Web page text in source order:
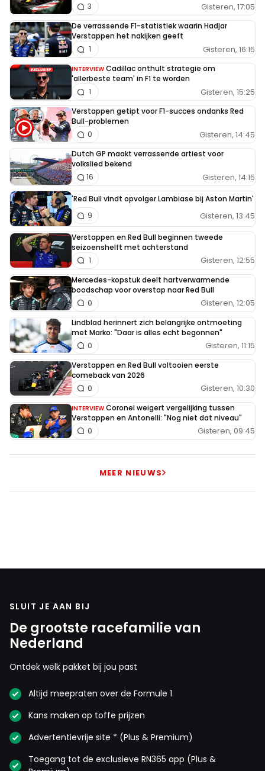
Gisteren, 17:05
3
De verrassende F1-statistiek waarin Hadjar
Verstappen het nakijken geeft
Gisteren, 16:15
1
INTERVIEW Cadillac onthult strategie om
'allerbeste team' in F1 te worden
Gisteren, 15:25
1
Verstappen getipt voor F1-succes ondanks Red
Bull-problemen
Gisteren, 14:45
0
Dutch GP maakt verrassende artiest voor
volkslied bekend
Gisteren, 14:15
16
'Red Bull vindt opvolger Lambiase bij Aston Martin'
Gisteren, 13:45
9
Verstappen en Red Bull beginnen tweede
seizoenshelft met achterstand
Gisteren, 12:55
1
Mercedes-kopstuk deelt hartverwarmende
boodschap voor overstap naar Red Bull
Gisteren, 12:05
0
Lindblad herinnert zich belangrijke ontmoeting
met Marko: "Daar is alles echt begonnen"
Gisteren, 11:15
0
Verstappen en Red Bull voltooien eerste
comeback van 2026
Gisteren, 10:30
0
INTERVIEW Coronel weigert vergelijking tussen
Verstappen en Antonelli: "Nog niet dat niveau"
Gisteren, 09:45
0
MEER NIEUWS
SLUIT JE AAN BIJ
De grootste racefamilie van
Nederland
Ontdek welk pakket bij jou past
Altijd meepraten over de Formule 1
Kans maken op toffe prijzen
Advertentievrije site * (Plus & Premium)
Toegang tot de exclusieve RN365 app (Plus &